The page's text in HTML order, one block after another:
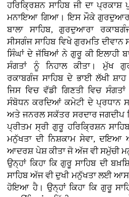
ਹਰਿਕ੍ਰਿਸ਼ਨ ਸਾਹਿਬ ਜੀ ਦਾ
ਮਨਾਇਆ ਗਿਆ। ਇਸ ਮੌਕੇ ਗੁਰਦੁਆਰਾ
ਬਾਲਾ ਸਾਹਿਬ, ਗੁਰਦੁਆਰਾ
ਸੀਸਗੰਜ ਸਾਹਿਬ ਵਿਖੇ ਗੁਰਮਤਿ ਦੀਵਾਨ
ਸਿੰਘਾਂ ਦੇ ਜੱਥਿਆਂ ਨੇ ਗੁਰੂ ਕੀ ਇਲਾਹੀ
ਸੰਗਤਾਂ ਨੂੰ ਨਿਹਾਲ ਕੀਤਾ। ਮੁੱਖ
ਰਕਾਬਗੰਜ ਸਾਹਿਬ ਦੇ ਭਾਈ ਲੱਖੀ
ਜਿਸ ਵਿਚ ਵੱਡੀ ਗਿਣਤੀ ਵਿਚ
ਸੰਬੋਧਨ ਕਰਦਿਆਂ ਕਮੇਟੀ ਦੇ ਪ੍ਰਧਾਨ
ਅਤੇ ਜਨਰਲ ਸਕੱਤਰ ਸਰਦਾਰ ਜਗਦੀਪ
ਪ੍ਰੀਤਮ ਸ੍ਰੀ ਗੁਰੂ ਹਰਿਕ੍ਰਿਸ਼ਨ
ਮਨੁੱਖਤਾ ਦੀ ਨਿਸ਼ਕਾਮ ਸੇਵਾ, ਦਇਆ
ਆਦਰਸ਼ ਪੇਸ਼ ਕੀਤਾ ਜੋ ਅੱਜ ਵੀ ਸਮੁੱਚੀ
ਉਨ੍ਹਾਂ ਕਿਹਾ ਕਿ ਗੁਰੂ ਸਾਹਿਬ ਦੀ
ਸਾਹਿਬ ਅੱਜ ਵੀ ਦੁਖੀ ਮਨੁੱਖਤਾ ਲਈ
ਹੋਇਆ ਹੈ। ਉਨ੍ਹਾਂ ਕਿਹਾ ਕਿ ਗੁਰੂ